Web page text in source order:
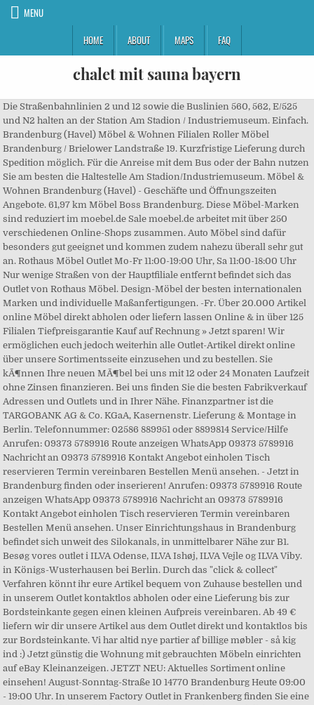
MENU
HOME
ABOUT MAPS FAQ
chalet mit sauna bayern
Die Straßenbahnlinien 2 und 12 sowie die Buslinien 560, 562, E/525 und N2 halten an der Station Am Stadion / Industriemuseum. Einfach. Brandenburg (Havel) Möbel & Wohnen Filialen Roller Möbel Brandenburg / Brielower Landstraße 19. Kurzfristige Lieferung durch Spedition möglich. Für die Anreise mit dem Bus oder der Bahn nutzen Sie am besten die Haltestelle Am Stadion/Industriemuseum. Möbel & Wohnen Brandenburg (Havel) - Geschäfte und Öffnungszeiten Angebote. 61,97 km Möbel Boss Brandenburg. Diese Möbel-Marken sind reduziert im moebel.de Sale moebel.de arbeitet mit über 250 verschiedenen Online-Shops zusammen. Auto Möbel sind dafür besonders gut geeignet und kommen zudem nahezu überall sehr gut an. Rothaus Möbel Outlet Mo-Fr 11:00-19:00 Uhr, Sa 11:00-18:00 Uhr Nur wenige Straßen von der Hauptfiliale entfernt befindet sich das Outlet von Rothaus Möbel. Design-Möbel der besten internationalen Marken und individuelle Maßanfertigungen. -Fr. Über 20.000 Artikel online Möbel direkt abholen oder liefern lassen Online & in über 125 Filialen Tiefpreisgarantie Kauf auf Rechnung » Jetzt sparen! Wir ermöglichen euch jedoch weiterhin alle Outlet-Artikel direkt online über unsere Sortimentsseite einzusehen und zu bestellen. Sie kÃ¶nnen Ihre neuen MÃ¶bel bei uns mit 12 oder 24 Monaten Laufzeit ohne Zinsen finanzieren. Bei uns finden Sie die besten Fabrikverkauf Adressen und Outlets und in Ihrer Nähe. Finanzpartner ist die TARGOBANK AG & Co. KGaA, Kasernenstr. Lieferung & Montage in Berlin. Telefonnummer: 02586 889951 oder 8899814 Service/Hilfe Anrufen: 09373 5789916 Route anzeigen WhatsApp 09373 5789916 Nachricht an 09373 5789916 Kontakt Angebot einholen Tisch reservieren Termin vereinbaren Bestellen Menü ansehen. - Jetzt in Brandenburg finden oder inserieren! Anrufen: 09373 5789916 Route anzeigen WhatsApp 09373 5789916 Nachricht an 09373 5789916 Kontakt Angebot einholen Tisch reservieren Termin vereinbaren Bestellen Menü ansehen. Unser Einrichtungshaus in Brandenburg befindet sich unweit des Silokanals, in unmittelbarer Nähe zur B1. Besøg vores outlet i ILVA Odense, ILVA Ishøj, ILVA Vejle og ILVA Viby. in Königs-Wusterhausen bei Berlin. Durch das "click & collect" Verfahren könnt ihr eure Artikel bequem von Zuhause bestellen und in unserem Outlet kontaktlos abholen oder eine Lieferung bis zur Bordsteinkante gegen einen kleinen Aufpreis vereinbaren. Ab 49 € liefern wir dir unsere Artikel aus dem Outlet direkt und kontaktlos bis zur Bordsteinkante. Vi har altid nye partier af billige møbler - så kig ind :) Jetzt günstig die Wohnung mit gebrauchten Möbeln einrichten auf eBay Kleinanzeigen. JETZT NEU: Aktuelles Sortiment online einsehen! August-Sonntag-Straße 10 14770 Brandenburg Heute 09:00 - 19:00 Uhr. In unserem Factory Outlet in Frankenberg finden Sie eine große Auswahl an Möbeln zu akttraktiven Preisen. Wird die Verfügbarkeit z.B. Filialen. Stilvolle & robuste Möbel im Outlet Bis zu -80%! RAUMART OUTLET powered by www.solovivo.ch. Falls heute nichts Passendes fÃ¼r Sie dabei ist, schauen Sie einfach in ein paar Tagen noch einmal vorbei oder entdecken Sie unsere aktuellen Angebote. 2010249 Berlin, ÖffnungszeitenMo. Unser Familienunternehmen besteht seit 1990 in der zweiten Generation. mit "Lieferzeit 1-3 Werktage" angezeigt bezeichnet dies die tatsächliche Lieferzeit bis zum Lieferort. Fotomodelle, Versandrückläufer und Möbel aus Überproduktionen zu attraktiven Schnäppchen-Preisen! Vi køber restpartier - du sparer helt op til 70%. 4 waren hier. Riesige Auswahl Möbel günstig online kaufen Preiswerte Möbel für alle Wohnbereiche Jetzt Möbel online kaufen & liefern lassen Kauf auf Rechnung Kundenbewertungen. Vi har altid nye partier af billige møbler - så kig ind :) Das auch aus der Sicht der Umwelt. Das Angebot auf dieser Seite wird tÃ¤glich aktualisiert. Möbel Outlet bietet ihnen hochwertige Möbel aller Art zu attraktiven Preisen. Auf Quoka.de kannst Du in aktuellen Kleinanzeigen aus Brandenburg stöbern. Hauptstraße 27 14776 Brandenburg Heute geschlossen. Einfach. Neben den Fabrikverkäufen und Factory Outlet Stores finden Sie auch Adressen zum Thema Lagerverkauf und Werksverkauf, bei denen Sie Produkte und Marken bis zu 90% billiger kaufen können. Møbelringen - nye, brugte og outlet møbler under et tag. Hier finden SIE stark reduzierte Ausstellungsstücke, Aktionsmodelle, Restposten, Fotomuster sowie aktuelle Katalogware renommierter Markenhersteller. Brandenburg (Havel) Möbel & Wohnen Filialen Roller Möbel Brandenburg / Brielower Landstraße 19. Sie finden unsere Ausstellung mit vielen weiteren MÃ¶beln in Berlin-Steglitz, nahe der SchloÃstr. Möbel Outlet in Weilbach. eBay Kleinanzeigen: Möbel, Kleinanzeigen - Jetzt in Brandenburg finden oder inserieren! Möbel Boss. I ILVAs bolighuse i Odense, Ishøj, Vejle og Viby J finder du også et stort outlet-område, hvor der er rigtig god mulighed for at gøre en god handel. Kurzfristige Lieferung durch Spedition möglich. 30 Ergebnisse IKEA, Dänisches Bettenlager, SB Möbel Boss. gesetzlicher Umsatzsteuer und Versandkosten. Møbelringen - nye, brugte og outlet møbler under et tag. 20 Filialen. Einfach. Outlets und Fabrikverkäufe Brandenburg. Der Outlet Store bietet vor allem Wohnzimmer-Möbel und Gartengestühle zu attraktiven Preisen. Da wir täglich neue Ware erhalten, lohnt es sich, regelmäßig vorbeizuschauen! mit "Lieferzeit 1-3 Werktage" angezeigt bezeichnet dies die tatsächliche Lieferzeit bis zum Lieferort. Möbel - Outlet in Aschaffenburg. Die vorrÃ¤tigen AusstellungsstÃ¼cke in unserem Designer-Outlet kÃ¶nnen auf Wunsch ab 55 â¬ schnell geliefert werden – oder ohne Aufpreis kurzfristig abgeholt werden. Im Idealfall werden die Möbel so präsentiert, dass man direkt neue Inspirationen für die eigene Inneneinrichtung bekommt. Lokal. 9 użytkowników tu było. Möbel Style vereinfacht jede Kaufentscheidung, im Möbel Outlet erhalten Sie eine große Auswahl an modernem Wohndesign und exklusiver Möbelmarken zu sensationellen Preisen. Clever einrichten mit ROLLER: hierzu finden Sie an unserem Standort Brandenburg ein Riesensortiment Möbel und Wohnaccessoires. Möbel Outlet Fabrikverkauf UK Wir sind ein Junges-Dynamisches-Team, dass sich auf den Online-Vertrieb Hochwertiger Möbel spezialisiert hat. Hier finden Sie die besten Adressen für Möbel Fabrikverkauf und Möbel Outlets bei denen Sie bei dem Kauf von Möbeln jetzt bis zu 80% sparen können. Möbel & Haushaltsgeräte in Brandenburg kaufen. Für die Anreise mit dem Bus oder der Bahn nutzen Sie am besten die Haltestelle Am Stadion/Industriemuseum. Einfach. Bei unseren Möbeln im home24 Outlet Berlin handelt es sich um ausgewählte Ausstellungsstücke, Muster für Fotoshootings oder Versandrückläufer aus unserem home24-Sortiment, das du nicht mehr eigenhändig aufbauen musst, sich in nahezu neuem Zustand befindet und du direkt mit nach Hause nehmen kannst. TELEFON +49 (0) 7021 / 488 146. Fabrikverkauf und Outlet Adressen in Ihrer Nähe. Roller Möbel Brielower Landstraße 19, 14772 Brandenburg Heute 10:00 - 20:00 0,00 km. 58,51 km DEPOT Brandenburg. We Möbel! Lokal. Jetzt Möbelhäuser & Einrichungshäuser in deiner Nähe finden auf kaufDA.de In unseren home24 OUTLET STORES verkaufen wir Ausstellungsstücke, Fotomuster und Versandrückläufer aus dem home24 Sortiment mit bis zu 70 % Rabatt. Die Möbel aus unserem Möbel Outlet verleihen Ihrem Wohnraum Einzigartigkeit. At a discounted price and ready for delivery, it is a practical fixed solution with top 200 x 100, ideal to host 8 guests. eBay Kleinanzeigen: Berlin Brandenburg, eBay Kleinanzeigen: Aktuell über 135.000 Angebote für gebrauchte Möbel. Finanzierungsbeispiel fÃ¼r einen Einkauf von 4.000 Euro: Sie zahlen 800 Euro an und finanzieren die restlichen 3.200 Euro mit 12 Monatsraten Ã¡ 266,66 Euro. Durch unsere schlanke Organisation, sowie die direkten Transportwege zum Endkunden ist es uns möglich, dass wahrscheinlich beste Preis -Leistungsverhältnis anzubieten. In unserem home24 Möbel-Outlet Berlin kannst du eine Auswahl unserer Möbel, Lampen, Textilien und Accessoires live entdecken und beim Kauf mit unserem home24-Rabatt bis zu 70 % sparen. Besøg vores outlet i ILVA Odense, ILVA Ishøj, ILVA Vejle og ILVA Viby. Einfach. Möbel Outlet in Weilbach. Hauptstr. Großhändler günstig einkaufen. How To Form, Pour, And Stamp A Concrete Patio Slab - Duration: 27:12. Vi køber restpartier - du sparer helt op til 70%. Brandenburger ist seit vielen Jahren der qualitätsbewusste Anbieter für Objektmöbel. Byt-til-nyt - … Möbel als Auto sind also auf jeden Fall eine Überlegung wert. Bei uns finden Sie Sofas, Matratzen, Betten, Couchtische, Esstische, Stühle, Lattenroste, Bad Möbel, Küchen Möbel und viele weitere Highlights für Ihr Zuhause. Besuchen Sie unsere Einrichtungshäuser in Hamburg, Berlin und Elmshorn! Willkommen auf unserer neuen Internetseite. In unseren home24 Möbel-Outlets kannst du eine Auswahl unserer Möbel, Lampen, Textilien und Wohnaccessoires live entdecken und günstig kaufen. - Jetzt finden oder inserieren! Alle Möbelhäuser in Brandenburg mit Adressen, Öffnungszeiten und aktuellen Angeboten in Brandenburg z.B. Filialen. Nicht gÃ¼ltig fÃ¼r reduzierte Artikel. Auto Möbel sind dafür besonders gut geeignet und kommen zudem nahezu überall sehr gut an. Naturmöbel Outlet Online Schnäppchenmarkt. 630 likes. - Jetzt in Brandenburg finden oder inserieren! 0,00% effektiver Jahreszins. home24 erreicht die Kundenbewertung 4.2 von 5.0 bei 6503 Bewertungen. Branchenverzeichnis für Möbel Großhandel bei meinestadt.de in Brandenburg - Adressen, Telefonnummern, Stadtplan und Routenplaner für Firmen und Vereine in Brandenburg … Vor dem Möbel Boss Möbelhaus gibt es genügend kostenlose Parkplätze. 48 użytkowników tu było. So handelt es sich hierbei um ein umweltschonendes Upcycling. info@raumart.ch | Impressum | Datenschutzerklärung | Impressum | Datenschutzerklärung Neben unserem Möbel-Onlineshop hast du hier die Möglichkeit, exklusive Möbel wie Sofas, Kommoden, Regale, TV-Möbel, Retro-Möbel, Schränke, Tische und vieles mehr offline im Mö